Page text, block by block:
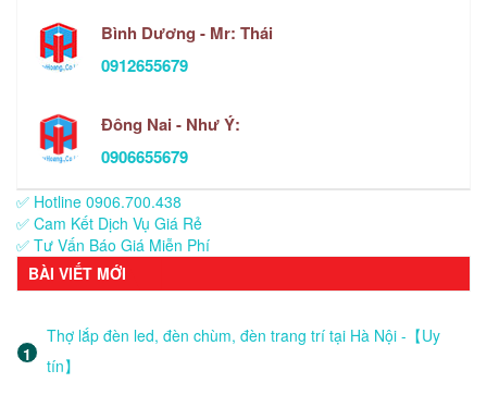
Bình Dương - Mr: Thái
0912655679
Đông Nai - Như Ý:
0906655679
✅ Hotline 0906.700.438
✅ Cam Kết Dịch Vụ Giá Rẻ
✅ Tư Vấn Báo Giá Miễn Phí
BÀI VIẾT MỚI
Thợ lắp đèn led, đèn chùm, đèn trang trí tại Hà Nội -【Uy
tín】